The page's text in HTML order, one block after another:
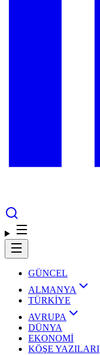
GÜNCEL
ALMANYA
TÜRKİYE
AVRUPA
DÜNYA
EKONOMİ
KÖŞE YAZILARI